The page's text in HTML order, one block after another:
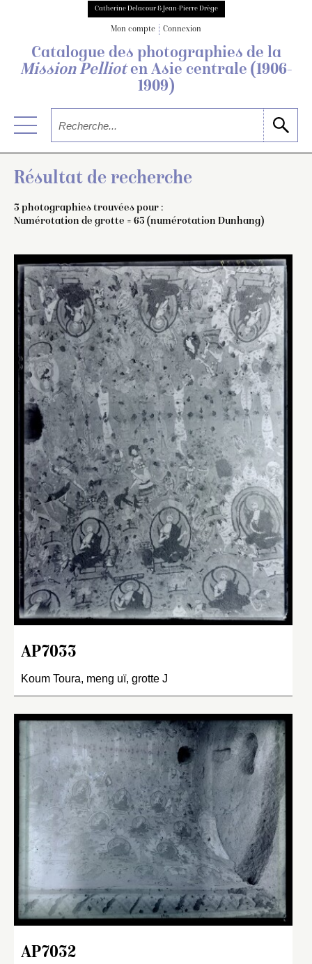
Catherine Delacour & Jean-Pierre Drège
Mon compte Connexion
Catalogue des photographies de la
Mission Pellioten Asie centrale (1906-
1909)
Résultat de recherche
3 photographies trouvées pour :
Numérotation de grotte = 63 (numérotation Dunhang)
AP7033
Koum Toura, meng uï, grotte J
AP7032